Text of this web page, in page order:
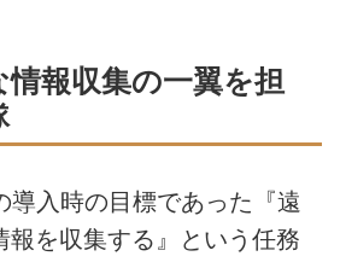
情報収集の一翼を担
導入時の目標であった『遠
報を収集する』という任務